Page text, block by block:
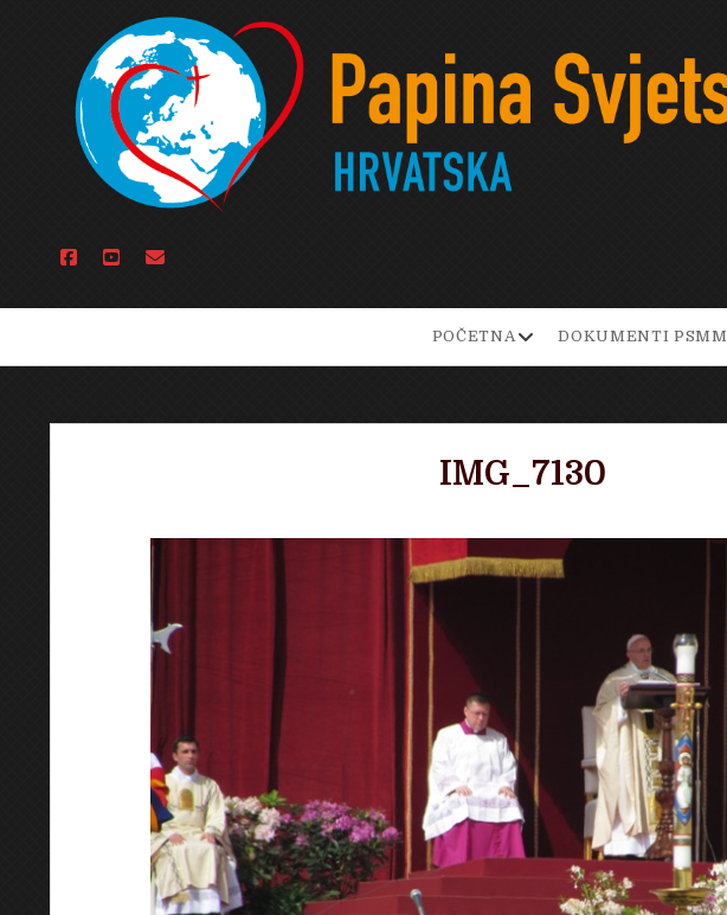
facebook
youtubeemail
POČETNAopen
menu
DOKUMENTI PSMM
IMG_7130